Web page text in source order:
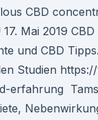
CBD
Mai 2019 CBD
und CBD
Studien
erfahrung